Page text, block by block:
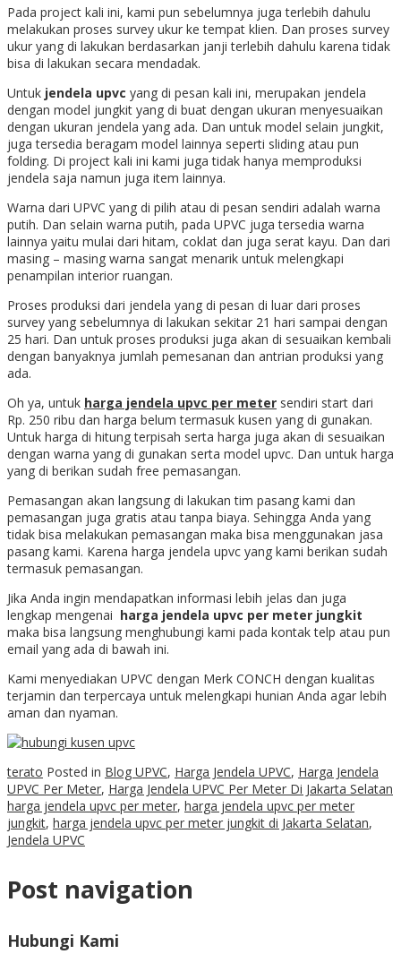
Pada project kali ini, kami pun sebelumnya juga terlebih dahulu
melakukan proses survey ukur ke tempat klien. Dan proses survey
ukur yang di lakukan berdasarkan janji terlebih dahulu karena tidak
bisa di lakukan secara mendadak.
Untuk jendela upvc yang di pesan kali ini, merupakan jendela
dengan model jungkit yang di buat dengan ukuran menyesuaikan
dengan ukuran jendela yang ada. Dan untuk model selain jungkit,
juga tersedia beragam model lainnya seperti sliding atau pun
folding. Di project kali ini kami juga tidak hanya memproduksi
jendela saja namun juga item lainnya.
Warna dari UPVC yang di pilih atau di pesan sendiri adalah warna
putih. Dan selain warna putih, pada UPVC juga tersedia warna
lainnya yaitu mulai dari hitam, coklat dan juga serat kayu. Dan dari
masing – masing warna sangat menarik untuk melengkapi
penampilan interior ruangan.
Proses produksi dari jendela yang di pesan di luar dari proses
survey yang sebelumnya di lakukan sekitar 21 hari sampai dengan
25 hari. Dan untuk proses produksi juga akan di sesuaikan kembali
dengan banyaknya jumlah pemesanan dan antrian produksi yang
ada.
Oh ya, untuk harga jendela upvc per meter sendiri start dari
Rp. 250 ribu dan harga belum termasuk kusen yang di gunakan.
Untuk harga di hitung terpisah serta harga juga akan di sesuaikan
dengan warna yang di gunakan serta model upvc. Dan untuk harga
yang di berikan sudah free pemasangan.
Pemasangan akan langsung di lakukan tim pasang kami dan
pemasangan juga gratis atau tanpa biaya. Sehingga Anda yang
tidak bisa melakukan pemasangan maka bisa menggunakan jasa
pasang kami. Karena harga jendela upvc yang kami berikan sudah
termasuk pemasangan.
Jika Anda ingin mendapatkan informasi lebih jelas dan juga
lengkap mengenai harga jendela upvc per meter jungkit
maka bisa langsung menghubungi kami pada kontak telp atau pun
email yang ada di bawah ini.
Kami menyediakan UPVC dengan Merk CONCH dengan kualitas
terjamin dan terpercaya untuk melengkapi hunian Anda agar lebih
aman dan nyaman.
terato Posted in Blog UPVC, Harga Jendela UPVC, Harga Jendela
UPVC Per Meter, Harga Jendela UPVC Per Meter Di Jakarta Selatan
harga jendela upvc per meter, harga jendela upvc per meter
jungkit, harga jendela upvc per meter jungkit di Jakarta Selatan,
Jendela UPVC
Post navigation
Hubungi Kami